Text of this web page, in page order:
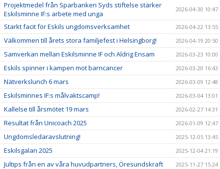
Projektmedel från Sparbanken Syds stiftelse stärker
Eskilsminne IF:s arbete med unga
2026-04-30 10:47
Starkt facit för Eskils ungdomsverksamhet 2026-04-22 13:55
Välkommen till årets stora familjefest i Helsingborg! 2026-04-19 20:50
Samverkan mellan Eskilsminne IF och Aldrig Ensam 2026-03-23 10:00
Eskils spinner i kampen mot barncancer 2026-03-20 16:43
Nätverkslunch 6 mars 2026-03-09 12:48
Eskilsminnes IF:s målvaktscamp! 2026-03-04 13:01
Kallelse till årsmötet 19 mars 2026-02-27 14:31
Resultat från Unicoach 2025 2026-01-09 12:47
Ungdomsledaravslutning! 2025-12-05 13:45
Eskilsgalan 2025 2025-12-04 21:19
Jultips från en av våra huvudpartners, Öresundskraft 2025-11-27 15:24